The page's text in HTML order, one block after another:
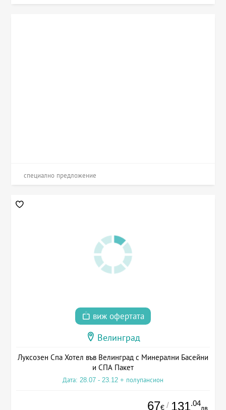
специално предложение
виж офертата
Велинград
Луксозен Спа Хотел във Велинград с Минерални Басейни
и СПА Пакет
Дата: 28.07 - 23.12 + полупансион
67€ / 131.04
лв.